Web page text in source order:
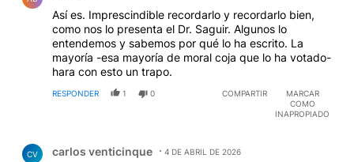
Así es. Imprescindible recordarlo y recordarlo bien,
como nos lo presenta el Dr. Saguir. Algunos lo
entendemos y sabemos por qué lo ha escrito. La
mayoría -esa mayoría de moral coja que lo ha votado-
hara con esto un trapo.
RESPONDER 1 0 COMPARTIR
MARCAR
COMO
INAPROPIADO
CV carlos venticinque 4 DE ABRIL DE 2026